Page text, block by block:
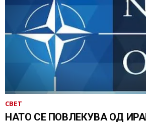
СВЕТ
НАТО СЕ ПОВЛЕКУВА ОД